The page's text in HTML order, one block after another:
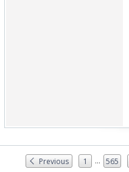
Previous 1 ... 565